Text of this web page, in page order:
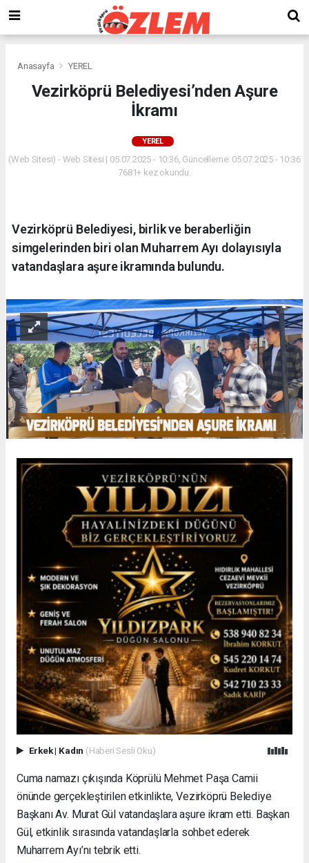
Anasayfa YEREL
Vezirköprü Belediyesi’nden Aşure
İkramı
YEREL
(Web Sitesi) - Web Sitesi | 05.07.2025 - 10:36, Güncelleme: 05.07.2025 - 10:36
7681+ kez okundu.
Vezirköprü Belediyesi, birlik ve beraberliğin
simgelerinden biri olan Muharrem Ayı dolayısıyla
vatandaşlara aşure ikramında bulundu.
Erkek| Kadın (Haberi Sesli Oku)
Cuma namazı çıkışında Köprülü Mehmet Paşa Camii
önünde gerçekleştirilen etkinlikte, Vezirköprü Belediye
Başkanı Av. Murat Gül vatandaşlara aşure ikram etti. Başkan
Gül, etkinlik sırasında vatandaşlarla sohbet ederek
Muharrem Ayı’nı tebrik etti.